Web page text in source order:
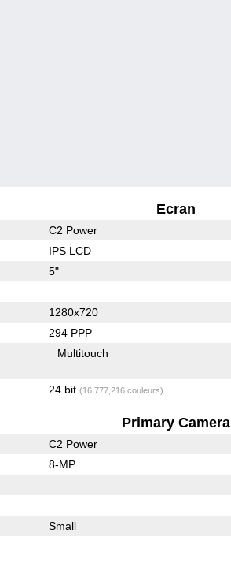
Ecran
C2 Power
IPS LCD
5"
1280x720
294 PPP
Multitouch
24 bit (16,777,216 couleurs)
Primary Camera
C2 Power
8-MP
Small